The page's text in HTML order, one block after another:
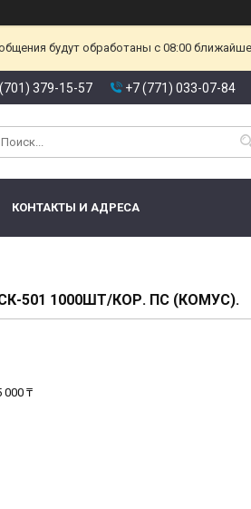
будут обработаны с 08:00
379-15-57 +7 (771) 033-07-84
КОНТАКТЫ И АДРЕСА
501 1000ШТ/КОР. ПС (КОМУС).
000 ₸